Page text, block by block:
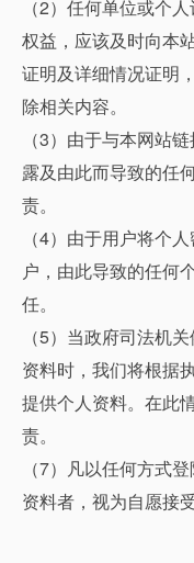
（2）任何单位或个
权益，应该及时向本
证明及详细情况证明
除相关内容。
（3）由于与本网站
露及由此而导致的任
责。
（4）由于用户将个
户，由此导致的任何
任。
（5）当政府司法机
资料时，我们将根据
提供个人资料。在此
责。
（7）凡以任何方式
资料者，视为自愿接